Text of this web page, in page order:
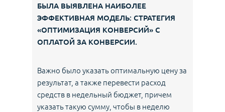
БЫЛА ВЫЯВЛЕНА НАИБОЛЕЕ
ЭФФЕКТИВНАЯ МОДЕЛЬ: СТРАТЕГИЯ
«ОПТИМИЗАЦИЯ КОНВЕРСИЙ» С
ОПЛАТОЙ ЗА КОНВЕРСИИ.
Важно было указать оптимальную цену за
результат, а также перевести расход
средств в недельный бюджет, причем
указать такую сумму, чтобы в неделю